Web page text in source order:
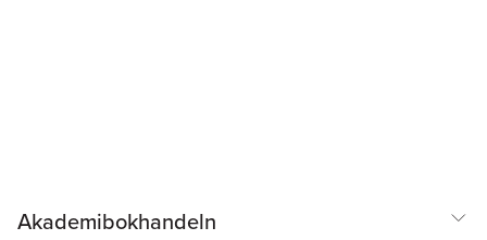
Akademibokhandeln